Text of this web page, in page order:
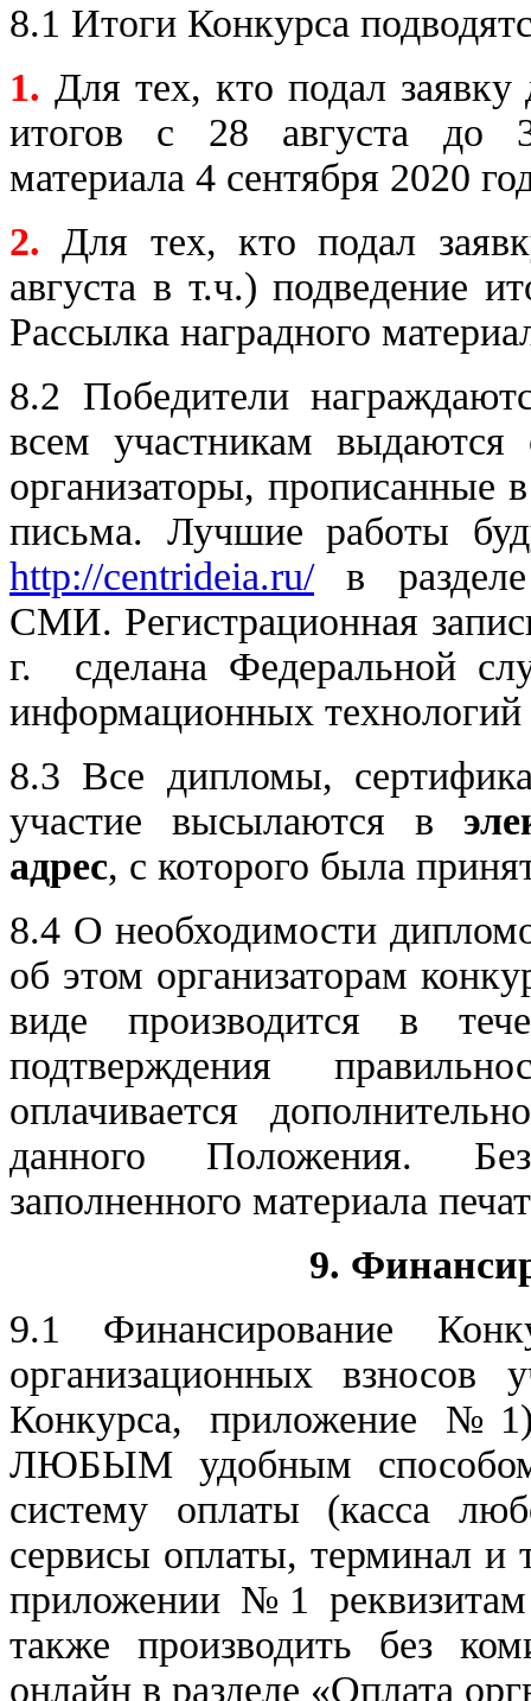
8.1 Итоги Конкурса
1. Для тех, кто подал заявку
итогов с 28 августа до 3
материала 4 сентября 2020
2. Для тех, кто подал
августа в т.ч.) подведение
Рассылка наградного
8.2 Победители
всем участникам выдаются
организаторы, прописанные
письма. Лучшие работы
http://centrideia.ru/в разделе
СМИ. Регистрационная
г. сделана Федеральной
информационных
8.3 Все дипломы,
участие высылаются в
адрес, с которого была
8.4 О необходимости
об этом организаторам
виде производится в
подтверждения
оплачивается
данного Положения.
заполненного материала
9.
9.1 Финансирование
организационных взносов
Конкурса, приложение
ЛЮБЫМ удобным
систему оплаты (касса
сервисы оплаты, терминал
приложении №1
также производить без
онлайн в разделе «Оплата